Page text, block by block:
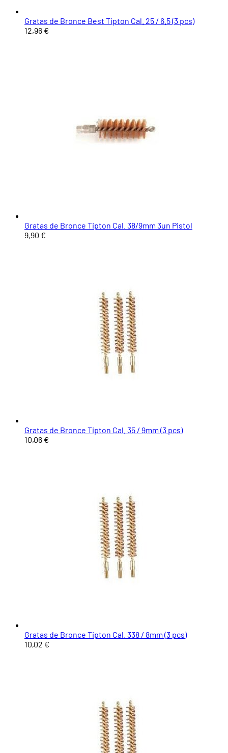
Gratas de Bronce Best Tipton Cal. 25 / 6.5 (3 pcs)
12,96 €
Gratas de Bronce Tipton Cal. 38/9mm 3un Pistol
9,90 €
Gratas de Bronce Tipton Cal. 35 / 9mm (3 pcs)
10,06 €
Gratas de Bronce Tipton Cal. 338 / 8mm (3 pcs)
10,02 €